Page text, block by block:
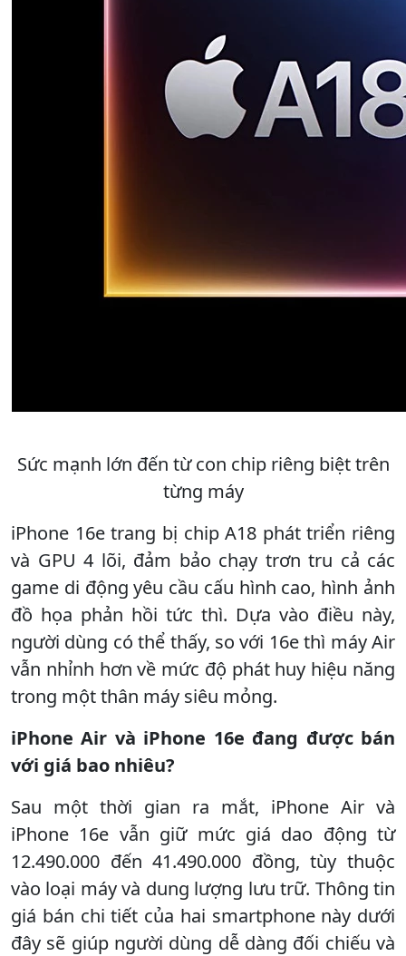
Sức mạnh lớn đến từ con chip riêng biệt trên
từng máy
iPhone 16e trang bị chip A18 phát triển riêng
và GPU 4 lõi, đảm bảo chạy trơn tru cả các
game di động yêu cầu cấu hình cao, hình ảnh
đồ họa phản hồi tức thì. Dựa vào điều này,
người dùng có thể thấy, so với 16e thì máy Air
vẫn nhỉnh hơn về mức độ phát huy hiệu năng
trong một thân máy siêu mỏng.
iPhone Air và iPhone 16e đang được bán
với giá bao nhiêu?
Sau một thời gian ra mắt, iPhone Air và
iPhone 16e vẫn giữ mức giá dao động từ
12.490.000 đến 41.490.000 đồng, tùy thuộc
vào loại máy và dung lượng lưu trữ. Thông tin
giá bán chi tiết của hai smartphone này dưới
đây sẽ giúp người dùng dễ dàng đối chiếu và